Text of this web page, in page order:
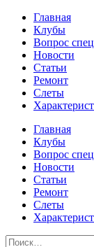
Перейти
содержимому
Главная
Клубы
Вопрос
Новости
Статьи
Ремонт
Слеты
Авто и мото сайт
Главная
Клубы
Вопрос
Новости
Статьи
Ремонт
Слеты
Найти: